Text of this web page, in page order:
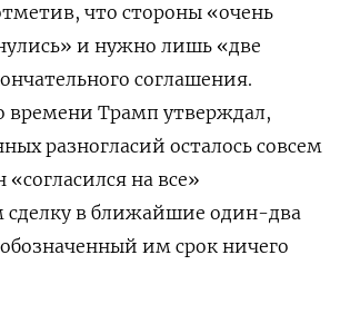
что стороны «очень
и нужно лишь «две
соглашения.
времени Трамп утверждал,
разногласий осталось совсем
на все»
в ближайшие один-два
им срок ничего